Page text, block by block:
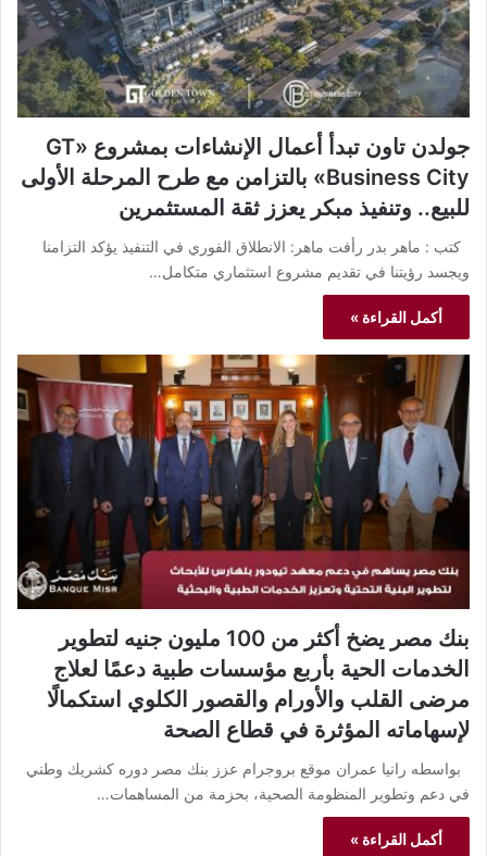
جولدن تاون تبدأ أعمال الإنشاءات بمشروع «GT
Business City» بالتزامن مع طرح المرحلة الأولى
للبيع.. وتنفيذ مبكر يعزز ثقة المستثمرين
كتب : ماهر بدر رأفت ماهر: الانطلاق الفوري في التنفيذ يؤكد التزامنا
ويجسد رؤيتنا في تقديم مشروع استثماري متكامل…
أكمل القراءة »
بنك مصر يضخ أكثر من 100 مليون جنيه لتطوير
الخدمات الحية بأربع مؤسسات طبية دعمًا لعلاج
مرضى القلب والأورام والقصور الكلوي استكمالًا
لإسهاماته المؤثرة في قطاع الصحة
بواسطه رانيا عمران موقع بروجرام عزز بنك مصر دوره كشريك وطني
في دعم وتطوير المنظومة الصحية، بحزمة من المساهمات…
أكمل القراءة »